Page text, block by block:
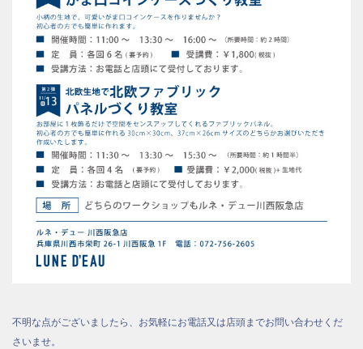
不明な点がございましたら、お気軽にお電話又は店頭までお問い合わせくだ
さいませ。